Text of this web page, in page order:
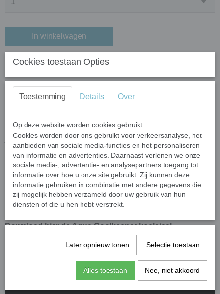
In winkelwagen
Voordeelset bestaande uit een Verkoelingssjaal Silver Grey
Meer informatie over deze artikelen kun je vinden door te
klikken op de producttitels hieronder:
Verkoelingssjaal Silver Grey
Lees voor het eerste gebruik van uw Aqua Coolkeeper
product de handleiding hieronder helemaal door en laat uw
koelproduct vooral niet te dik worden(zie laadlabel
binnenzijde koelsjaal)! Tip: om je Aqua Coolkeeper
verkoelingssjaal sneller te laten drogen kun je hem op een
handdoek laten leggen. Dit is ook heel goed tegen
overbelading, omdat dan het overtollige water uit de
koelsjaal in de handdoek trekt en niet meer in de
koelkristallen.
Download hier de Aqua Coolkeeper koelsjaal
Aqua Coolkeeper koelsjaal handleiding NL|Hoe werkt
Cookies toestaan Opties
Toestemming Details Over
Op deze website worden cookies gebruikt
Cookies worden door ons gebruikt voor verkeersanalyse, het
aanbieden van sociale media-functies en het personaliseren
van informatie en advertenties. Daarnaast verlenen we onze
sociale media-, advertentie- en analysepartners toegang tot
informatie over hoe u onze site gebruikt. Zij kunnen deze
informatie gebruiken in combinatie met andere gegevens die
zij mogelijk hebben verzameld door uw gebruik van hun
diensten of die u hen hebt verstrekt.
Later opnieuw tonen Selectie toestaan
Alles toestaan Nee, niet akkoord